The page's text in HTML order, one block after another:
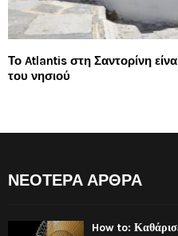
Το Atlantis στη Σαντορίνη
του νησιού
ΝΕΟΤΕΡΑ ΑΡΘΡΑ
How to: